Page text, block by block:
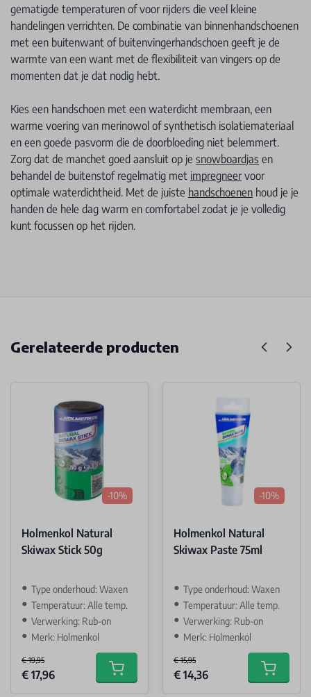
gematigde temperaturen of voor rijders die veel kleine
handelingen verrichten. De combinatie van binnenhandschoenen
met een buitenwant of buitenvingerhandschoen geeft je de
warmte van een want met de flexibiliteit van vingers op de
momenten dat je dat nodig hebt.
Kies een handschoen met een waterdicht membraan, een
warme voering van merinowol of synthetisch isolatiemateriaal
en een goede pasvorm die de doorbloeding niet belemmert.
Zorg dat de manchet goed aansluit op je snowboardjas en
behandel de buitenstof regelmatig met impregneervoor
optimale waterdichtheid. Met de juiste handschoenen houd je je
handen de hele dag warm en comfortabel zodat je je volledig
kunt focussen op het rijden.
Gerelateerde producten
-10%
Holmenkol Natural
Skiwax Stick 50g
Type onderhoud: Waxen
Temperatuur: Alle temp.
Verwerking: Rub-on
Merk: Holmenkol
€ 19,95
Special Price
€ 17,96 Add to cart
-10%
Holmenkol Natural
Skiwax Paste 75ml
Type onderhoud: Waxen
Temperatuur: Alle temp.
Verwerking: Rub-on
Merk: Holmenkol
€ 15,95
Special Price
€ 14,36 Add to